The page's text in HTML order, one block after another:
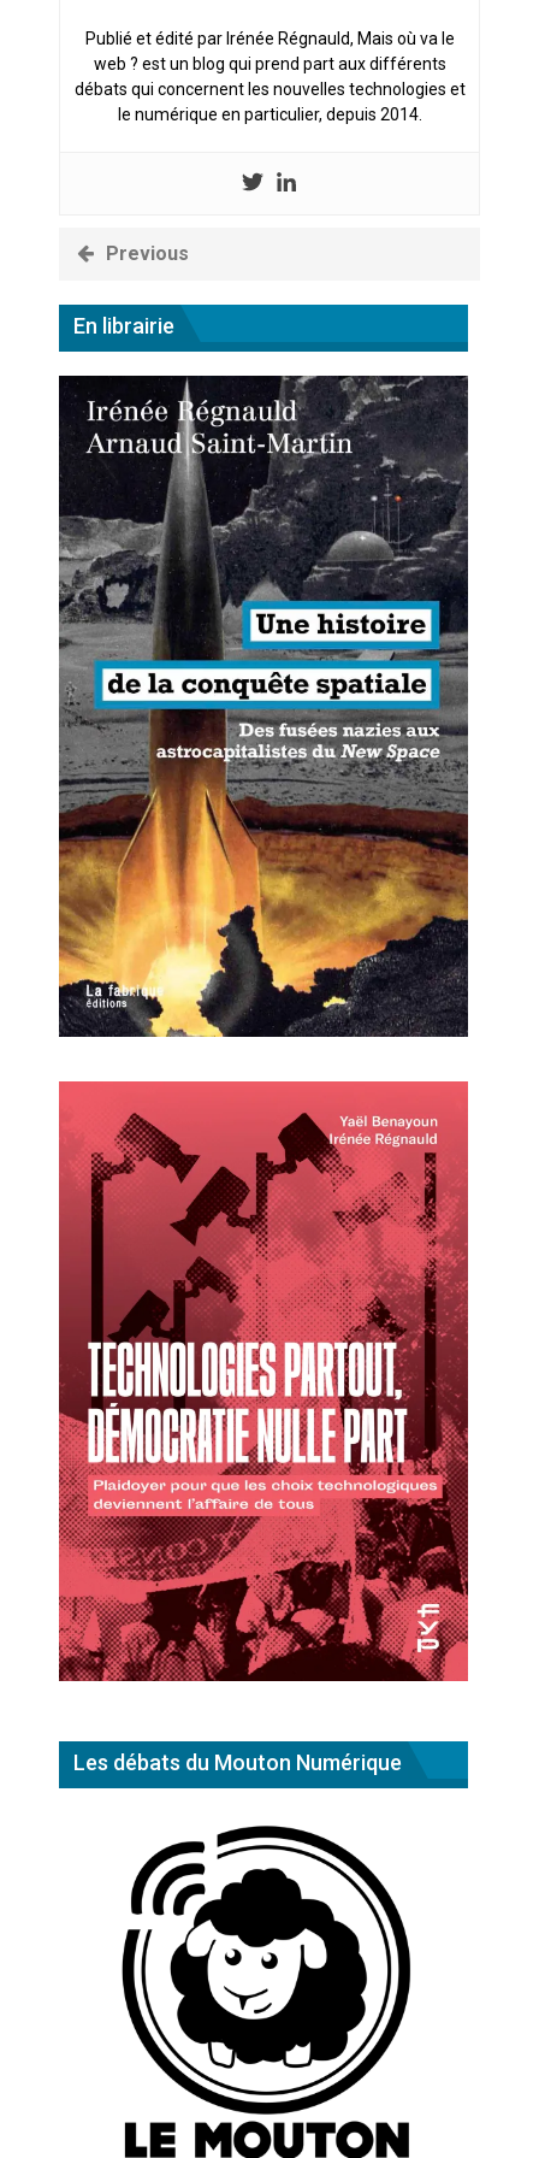
Publié et édité par Irénée Régnauld, Mais où va le
web ? est un blog qui prend part aux différents
débats qui concernent les nouvelles technologies et
le numérique en particulier, depuis 2014.
Previous
En librairie
Les débats du Mouton Numérique